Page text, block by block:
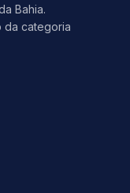
Bahia.
da categoria